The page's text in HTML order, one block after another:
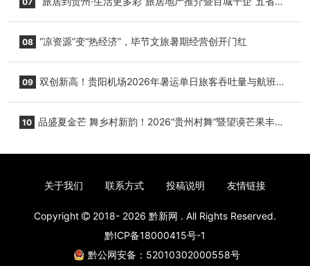
08 “凉资源”变“热经济”，毕节文旅暑期经营创开门红
09 双创新高！贵阳机场2026年暑运单日旅客吞吐量与航班起
10 品盛夏金芒 舞乡村新韵！2026“贵州村舞”暨望谟芒果丰收
关于我们 联系方式 投稿说明 友情链接
Copyright 2018- 2026 黔新网 . All Rights Reserved.
黔ICP备18000415号-1
黔公网安备：52010302000558号